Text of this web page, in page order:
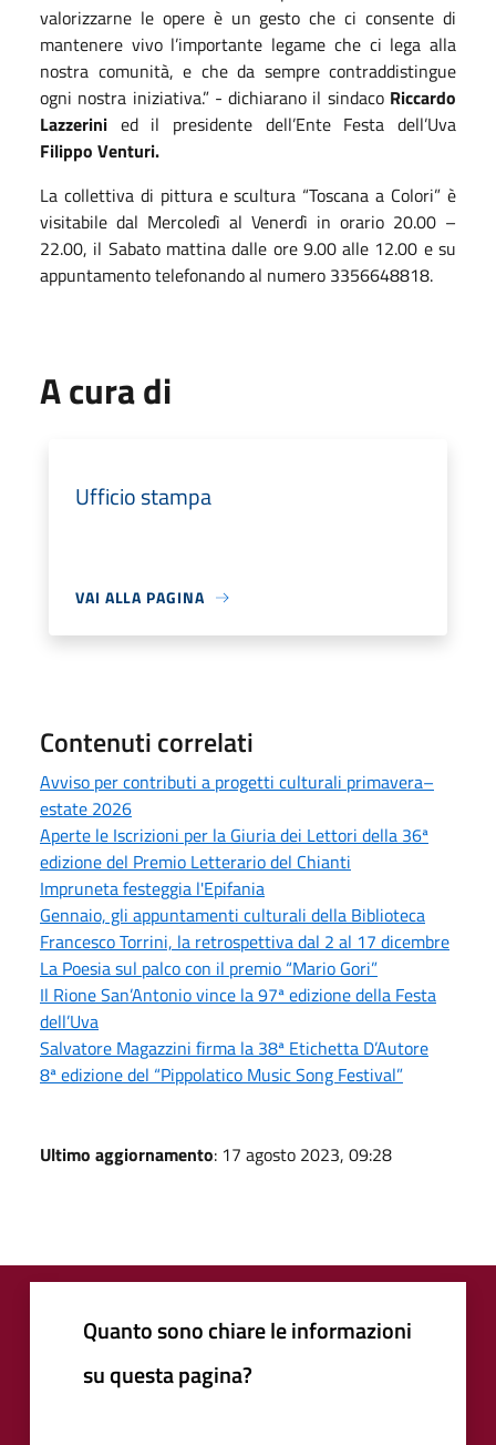
valorizzarne le opere è un gesto che ci consente di
mantenere vivo l’importante legame che ci lega alla
nostra comunità, e che da sempre contraddistingue
ogni nostra iniziativa.” - dichiarano il sindaco Riccardo
Lazzerini ed il presidente dell’Ente Festa dell’Uva
Filippo Venturi.
La collettiva di pittura e scultura “Toscana a Colori” è
visitabile dal Mercoledì al Venerdì in orario 20.00 –
22.00, il Sabato mattina dalle ore 9.00 alle 12.00 e su
appuntamento telefonando al numero 3356648818.
A cura di
Ufficio stampa
VAI ALLA PAGINA
Contenuti correlati
Avviso per contributi a progetti culturali primavera–
estate 2026
Aperte le Iscrizioni per la Giuria dei Lettori della 36ª
edizione del Premio Letterario del Chianti
Impruneta festeggia l'Epifania
Gennaio, gli appuntamenti culturali della Biblioteca
Francesco Torrini, la retrospettiva dal 2 al 17 dicembre
La Poesia sul palco con il premio “Mario Gori”
Il Rione San’Antonio vince la 97ª edizione della Festa
dell’Uva
Salvatore Magazzini firma la 38ª Etichetta D’Autore
8ª edizione del “Pippolatico Music Song Festival”
Ultimo aggiornamento: 17 agosto 2023, 09:28
Quanto sono chiare le informazioni
su questa pagina?